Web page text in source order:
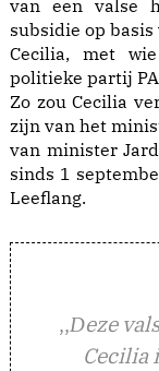
van een valse
subsidie op
Cecilia, met
politieke partij
Zo zou Cecilia
zijn van het
van minister
sinds 1
Leeflang.
,,Deze
Cecilia